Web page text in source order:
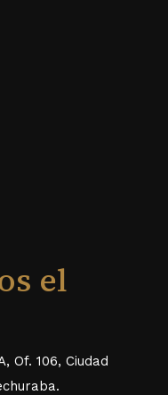
el
Of. 106, Ciudad